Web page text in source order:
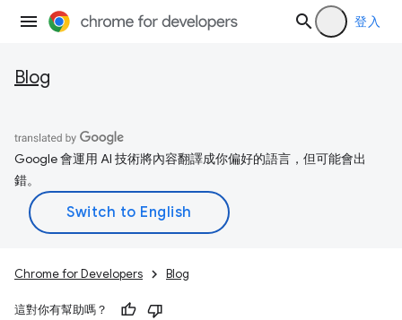
登入
Blog
Google 會運用 AI 技術將內容翻譯成你偏好的語言，但可能會出
錯。
Chrome for Developers Blog
這對你有幫助嗎？